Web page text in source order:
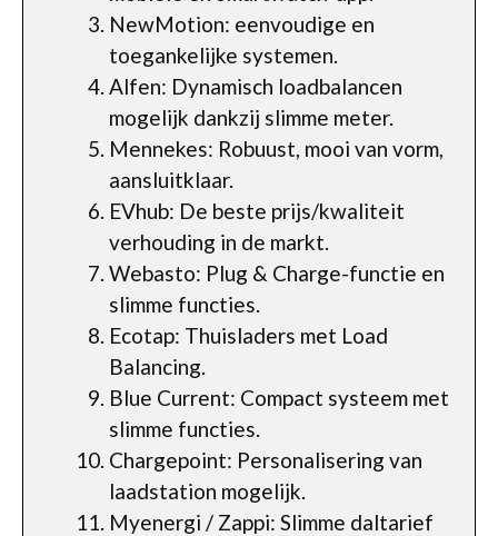
NewMotion: eenvoudige en
toegankelijke systemen.
Alfen: Dynamisch loadbalancen
mogelijk dankzij slimme meter.
Mennekes: Robuust, mooi van vorm,
aansluitklaar.
EVhub: De beste prijs/kwaliteit
verhouding in de markt.
Webasto: Plug & Charge-functie en
slimme functies.
Ecotap: Thuisladers met Load
Balancing.
Blue Current: Compact systeem met
slimme functies.
Chargepoint: Personalisering van
laadstation mogelijk.
Myenergi / Zappi: Slimme daltarief